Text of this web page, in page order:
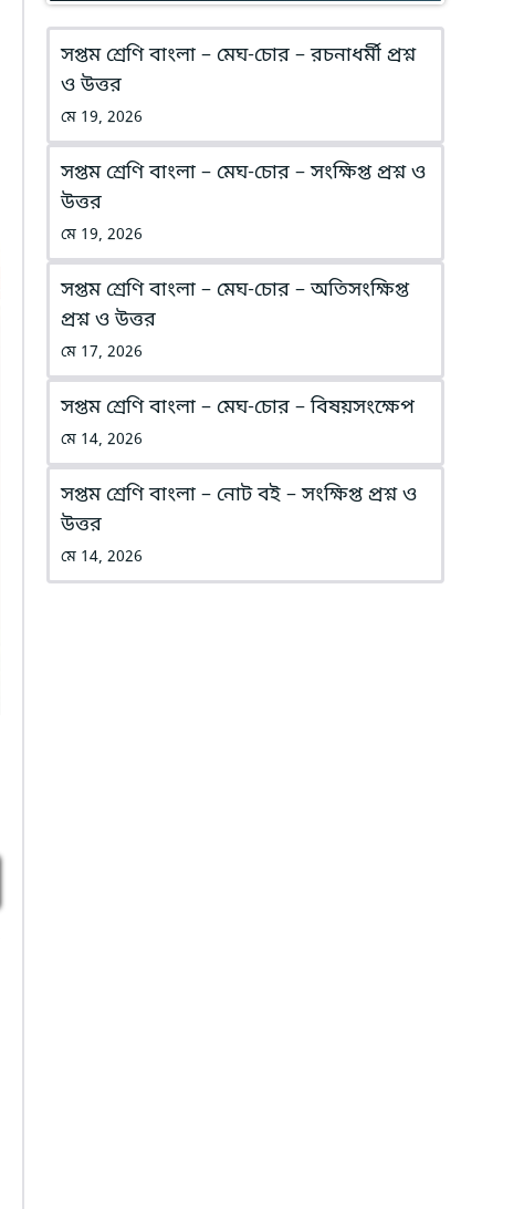
সপ্তম শ্রেণি বাংলা – মেঘ-চোর – রচনাধর্মী প্রশ্ন
ও উত্তর
মে 19, 2026
সপ্তম শ্রেণি বাংলা – মেঘ-চোর – সংক্ষিপ্ত প্রশ্ন ও
উত্তর
মে 19, 2026
সপ্তম শ্রেণি বাংলা – মেঘ-চোর – অতিসংক্ষিপ্ত
প্রশ্ন ও উত্তর
মে 17, 2026
সপ্তম শ্রেণি বাংলা – মেঘ-চোর – বিষয়সংক্ষেপ
মে 14, 2026
সপ্তম শ্রেণি বাংলা – নোট বই – সংক্ষিপ্ত প্রশ্ন ও
উত্তর
মে 14, 2026